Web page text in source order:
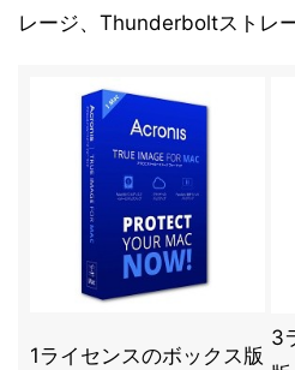
レージ、Thunderboltストレー
1ライセンスのボックス版
3